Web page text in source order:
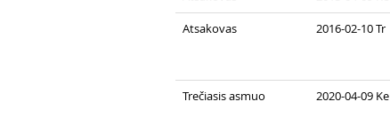
Atsakovas 2016-02-10 Tr
Trečiasis asmuo 2020-04-09 Ke